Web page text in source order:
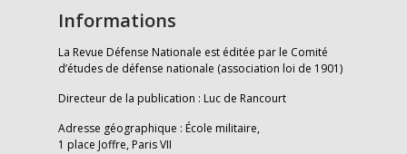
Informations
La Revue Défense Nationale est éditée par le Comité
d’études de défense nationale (association loi de 1901)
Directeur de la publication : Luc de Rancourt
Adresse géographique : École militaire,
1 place Joffre, Paris VII